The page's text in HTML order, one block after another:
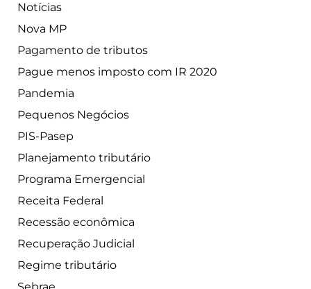
Notícias
Nova MP
Pagamento de tributos
Pague menos imposto com IR 2020
Pandemia
Pequenos Negócios
PIS-Pasep
Planejamento tributário
Programa Emergencial
Receita Federal
Recessão econômica
Recuperação Judicial
Regime tributário